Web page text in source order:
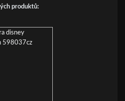
produktů: